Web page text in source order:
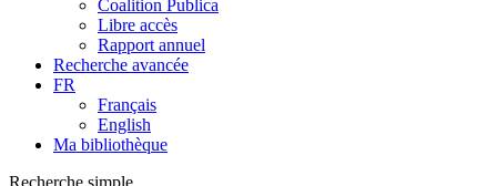
Coalition Publica
Libre accès
Rapport annuel
Recherche avancée
FR
Français
English
Ma bibliothèque
Recherche simple